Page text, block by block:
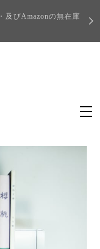
及びAmazonの無在庫